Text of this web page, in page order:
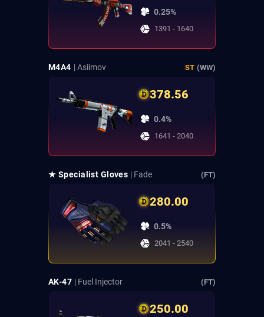
0.25%
1391 - 1640
M4A4 | Asiimov ST (WW)
378.56
0.4%
1641 - 2040
★ Specialist Gloves | Fade (FT)
280.00
0.5%
2041 - 2540
AK-47 | Fuel Injector (FT)
250.00